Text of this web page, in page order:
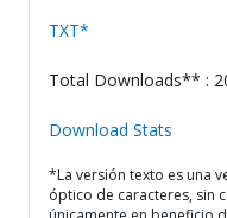
TXT*
Total Downloads** :
Download Stats
*La versión texto es una
óptico de caracteres, sin